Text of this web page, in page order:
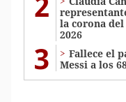
la corona
2026
3
Fallece el
Messi a los